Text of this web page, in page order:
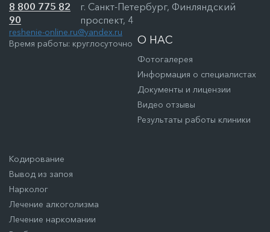
О НАС
Фотогалерея
Информация о специалистах
Документы и лицензии
Видео отзывы
Результаты работы клиники
Кодирование
Вывод из запоя
Нарколог
Лечение алкоголизма
Лечение наркомании
8 800 775 82
90
г. Санкт-Петербург, Финляндский
проспект, 4
reshenie-online.ru@yandex.ru
Время работы: круглосуточно